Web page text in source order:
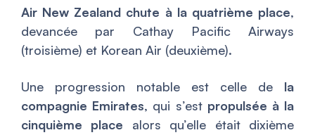
Air New Zealand chute à la quatrième place,
devancée par Cathay Pacific Airways
(troisième) et Korean Air (deuxième).
Une progression notable est celle de la
compagnie Emirates, qui s’est propulsée à la
cinquième place alors qu’elle était dixième